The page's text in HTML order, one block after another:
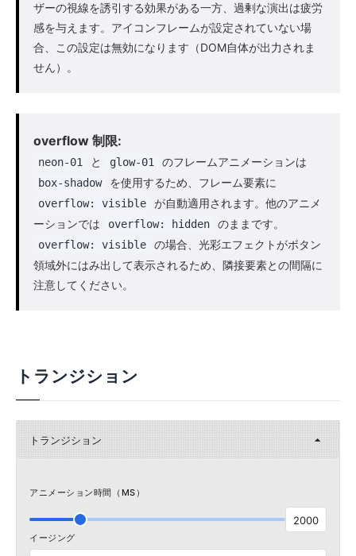
ザーの視線を誘引する効果がある一方、過剰な演出は疲労
感を与えます。アイコンフレームが設定されていない場
合、この設定は無効になります（DOM自体が出力されま
せん）。
overflow 制限:
neon-01 と glow-01 のフレームアニメーションは
box-shadow を使用するため、フレーム要素に
overflow: visible
が自動適用されます。他のアニメ
ーションでは
overflow: hidden のままです。
overflow: visible
の場合、光彩エフェクトがボタン
領域外にはみ出して表示されるため、隣接要素との間隔に
注意してください。
トランジション
トランジション
アニメーション時間（MS）
2000
イージング